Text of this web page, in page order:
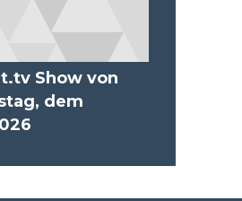
Show von
dem